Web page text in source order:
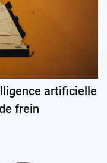
artificielle
frein